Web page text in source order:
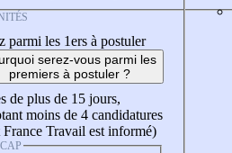
parmi les 1ers à postuler
serez-vous parmi les
premiers à postuler ?
de plus de 15 jours,
moins de 4 candidatures
France Travail est informé)